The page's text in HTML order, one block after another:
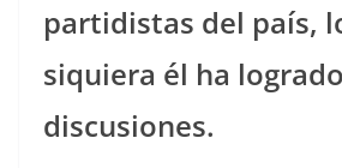
partidistas del país,
siquiera él ha
discusiones.